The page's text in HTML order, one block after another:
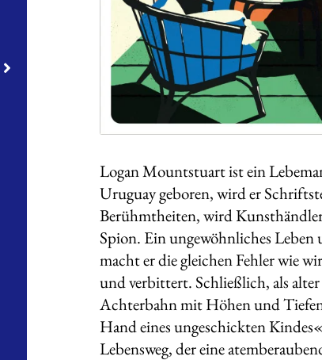
Logan Mountstuart ist ein
Uruguay geboren, wird er
Berühmtheiten, wird
Spion. Ein ungewöhnliches
macht er die gleichen Fehler wie
und verbittert. Schließlich, als
Achterbahn mit Höhen und
Hand eines ungeschickten
Lebensweg, der eine